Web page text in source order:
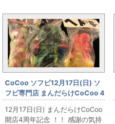
CoCoo ソフビ12月17日(日) ソ
フビ専門店 まんだらけCoCoo 4
周年記念 「マーミット&ベアモ
デル ヘドラ」
12月17日(日) まんだらけCoCoo
開店4周年記念 ！！ 感謝の気持